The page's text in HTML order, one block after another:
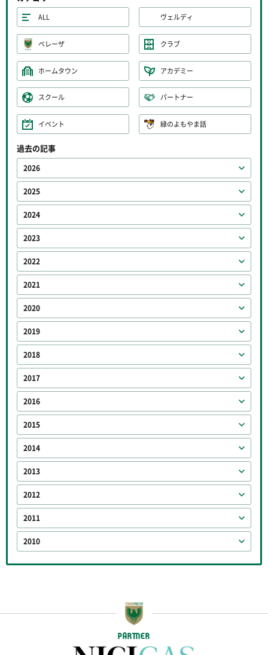
ALL ヴェルディ
ベレーザ クラブ
ホームタウン アカデミー
スクール パートナー
イベント 緑のよもやま話
過去の記事
2026
2025
2024
2023
2022
2021
2020
2019
2018
2017
2016
2015
2014
2013
2012
2011
2010
PARTNER